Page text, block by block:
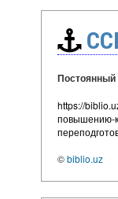
Постоянный
https://
повышению-
©biblio.uz